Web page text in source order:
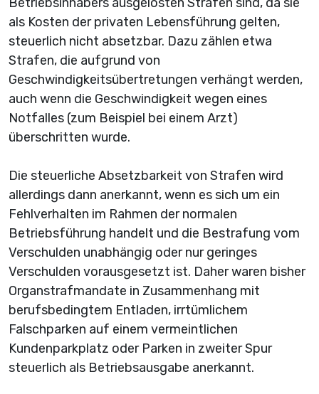
als Kosten der privaten Lebensführung gelten,
steuerlich nicht absetzbar. Dazu zählen etwa
Strafen, die aufgrund von
Geschwindigkeitsübertretungen verhängt werden,
auch wenn die Geschwindigkeit wegen eines
Notfalles (zum Beispiel bei einem Arzt)
überschritten wurde.
Die steuerliche Absetzbarkeit von Strafen wird
allerdings dann anerkannt, wenn es sich um ein
Fehlverhalten im Rahmen der normalen
Betriebsführung handelt und die Bestrafung vom
Verschulden unabhängig oder nur geringes
Verschulden vorausgesetzt ist. Daher waren bisher
Organstrafmandate in Zusammenhang mit
berufsbedingtem Entladen, irrtümlichem
Falschparken auf einem vermeintlichen
Kundenparkplatz oder Parken in zweiter Spur
steuerlich als Betriebsausgabe anerkannt.